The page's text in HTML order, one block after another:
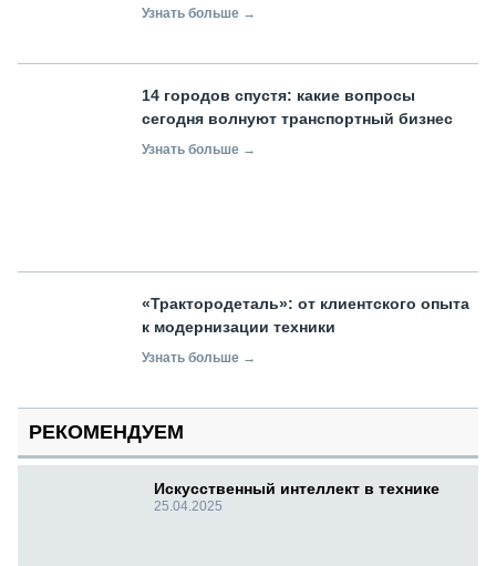
Узнать больше →
14 городов спустя: какие вопросы
сегодня волнуют транспортный бизнес
Узнать больше →
«Трактородеталь»: от клиентского опыта
к модернизации техники
Узнать больше →
РЕКОМЕНДУЕМ
Искусственный интеллект в технике
25.04.2025